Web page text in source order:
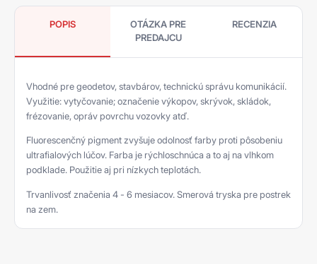
POPIS
OTÁZKA PRE
PREDAJCU
RECENZIA
Vhodné pre geodetov, stavbárov, technickú správu komunikácií.
Využitie: vytyčovanie; označenie výkopov, skrývok, skládok,
frézovanie, opráv povrchu vozovky atď.
Fluorescenčný pigment zvyšuje odolnosť farby proti pôsobeniu
ultrafialových lúčov. Farba je rýchloschnúca a to aj na vlhkom
podklade. Použitie aj pri nízkych teplotách.
Trvanlivosť značenia 4 - 6 mesiacov. Smerová tryska pre postrek
na zem.